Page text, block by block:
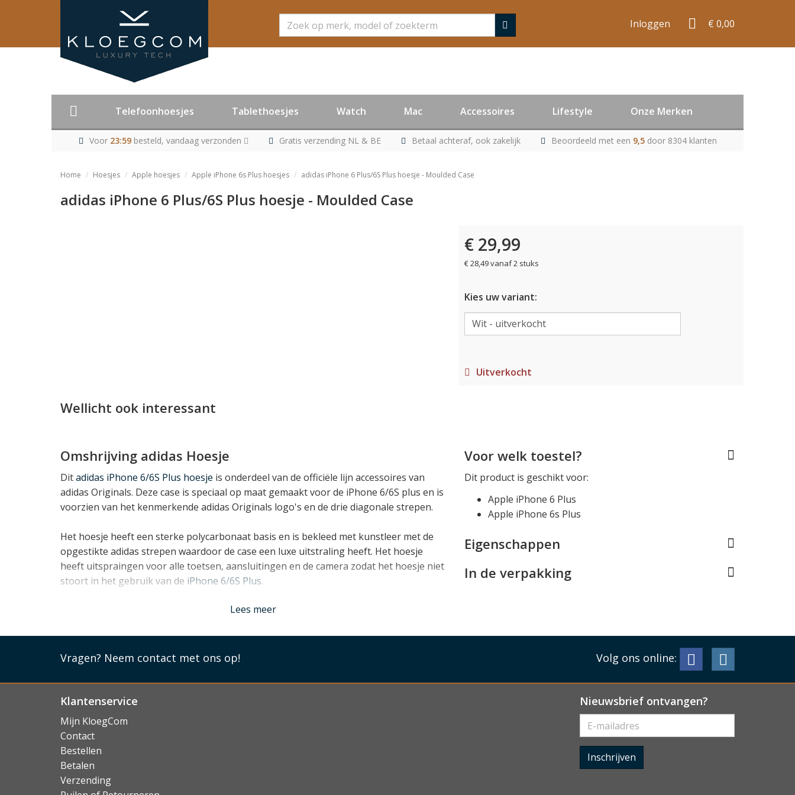
Zoeken Inloggen € 0,00
Telefoonhoesjes Tablethoesjes Watch Mac Accessoires Lifestyle Onze Merken
Voor 23:59besteld, vandaag verzonden Gratis verzending NL & BE Betaal achteraf, ook zakelijk Beoordeeld met een 9,5 door 8304 klanten
Home Hoesjes Apple hoesjes Apple iPhone 6s Plus hoesjes adidas iPhone 6 Plus/6S Plus hoesje - Moulded Case
adidas iPhone 6 Plus/6S Plus hoesje - Moulded Case
€ 29,99
€ 28,49 vanaf 2 stuks
Kies uw variant:
Uitverkocht
Wellicht ook interessant
Omshrijving adidas Hoesje
Ditadidas iPhone 6/6S Plus hoesje is onderdeel van de officiële lijn accessoires van
adidas Originals. Deze case is speciaal op maat gemaakt voor de iPhone 6/6S plus en is
voorzien van het kenmerkende adidas Originals logo's en de drie diagonale strepen.
Het hoesje heeft een sterke polycarbonaat basis en is bekleed met kunstleer met de
opgestikte adidas strepen waardoor de case een luxe uitstraling heeft. Het hoesje
heeft uitspraingen voor alle toetsen, aansluitingen en de camera zodat het hoesje niet
stoort in het gebruik van de iPhone 6/6S Plus.
Lees minder
Lees meer
Voor welk toestel?
Dit product is geschikt voor:
Apple iPhone 6 Plus
Apple iPhone 6s Plus
Eigenschappen
In de verpakking
Vragen? Neem contact met ons op! Volg ons online:
Klantenservice
Mijn KloegCom
Contact
Bestellen
Betalen
Verzending
Nieuwsbrief ontvangen?
Inschrijven